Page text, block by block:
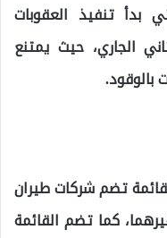
بدأ تنفيذ العقوبات
5 تشرين الثاني الجاري، حيث يمتنع
بالوقود.
تضم شركات طيران
كما تضم القائمة